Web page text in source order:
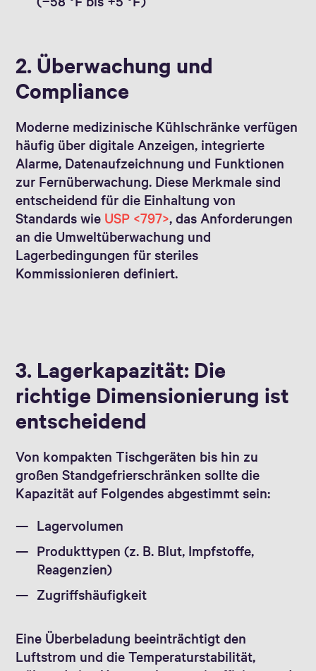
2. Überwachung und
Compliance
Moderne medizinische Kühlschränke verfügen
häufig über digitale Anzeigen, integrierte
Alarme, Datenaufzeichnung und Funktionen
zur Fernüberwachung. Diese Merkmale sind
entscheidend für die Einhaltung von
Standards wie USP <797>, das Anforderungen
an die Umweltüberwachung und
Lagerbedingungen für steriles
Kommissionieren definiert.
3. Lagerkapazität: Die
richtige Dimensionierung ist
entscheidend
Von kompakten Tischgeräten bis hin zu
großen Standgefrierschränken sollte die
Kapazität auf Folgendes abgestimmt sein:
Lagervolumen
Produkttypen (z. B. Blut, Impfstoffe,
Reagenzien)
Zugriffshäufigkeit
Eine Überbeladung beeinträchtigt den
Luftstrom und die Temperaturstabilität,